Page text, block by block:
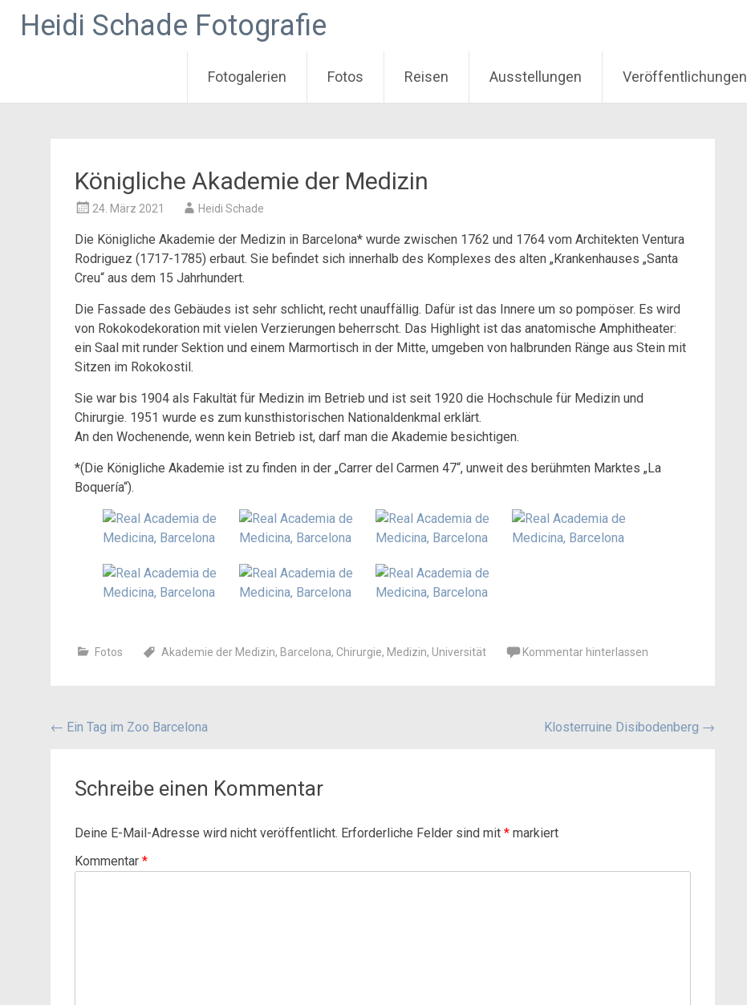
Heidi Schade Fotografie
Fotogalerien Fotos Reisen Ausstellungen Veröffentlichungen
Königliche Akademie der Medizin
24. März 2021 Heidi Schade
Die Königliche Akademie der Medizin in Barcelona* wurde zwischen 1762 und 1764 vom Architekten Ventura
Rodriguez (1717-1785) erbaut. Sie befindet sich innerhalb des Komplexes des alten „Krankenhauses „Santa
Creu“ aus dem 15 Jahrhundert.
Die Fassade des Gebäudes ist sehr schlicht, recht unauffällig. Dafür ist das Innere um so pompöser. Es wird
von Rokokodekoration mit vielen Verzierungen beherrscht. Das Highlight ist das anatomische Amphitheater:
ein Saal mit runder Sektion und einem Marmortisch in der Mitte, umgeben von halbrunden Ränge aus Stein mit
Sitzen im Rokokostil.
Sie war bis 1904 als Fakultät für Medizin im Betrieb und ist seit 1920 die Hochschule für Medizin und
Chirurgie. 1951 wurde es zum kunsthistorischen Nationaldenkmal erklärt.
An den Wochenende, wenn kein Betrieb ist, darf man die Akademie besichtigen.
*(Die Königliche Akademie ist zu finden in der „Carrer del Carmen 47“, unweit des berühmten Marktes „La
Boquería“).
Fotos Akademie der Medizin, Barcelona, Chirurgie, Medizin, Universität Kommentar hinterlassen
Beitragsnavigation
← Ein Tag im Zoo Barcelona Klosterruine Disibodenberg →
Schreibe einen Kommentar
Deine E-Mail-Adresse wird nicht veröffentlicht. Erforderliche Felder sind mit * markiert
Kommentar *